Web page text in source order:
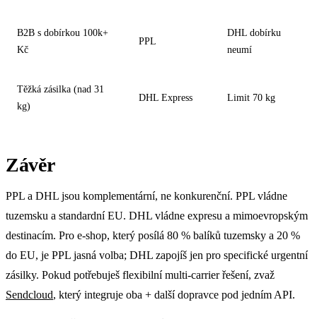
B2B s dobírkou 100k+
Kč
PPL
DHL dobírku
neumí
Těžká zásilka (nad 31
kg)
DHL Express Limit 70 kg
Závěr
PPL a DHL jsou komplementární, ne konkurenční. PPL vládne
tuzemsku a standardní EU. DHL vládne expresu a mimoevropským
destinacím. Pro e-shop, který posílá 80 % balíků tuzemsky a 20 %
do EU, je PPL jasná volba; DHL zapojíš jen pro specifické urgentní
zásilky. Pokud potřebuješ flexibilní multi-carrier řešení, zvaž
Sendcloud, který integruje oba + další dopravce pod jedním API.